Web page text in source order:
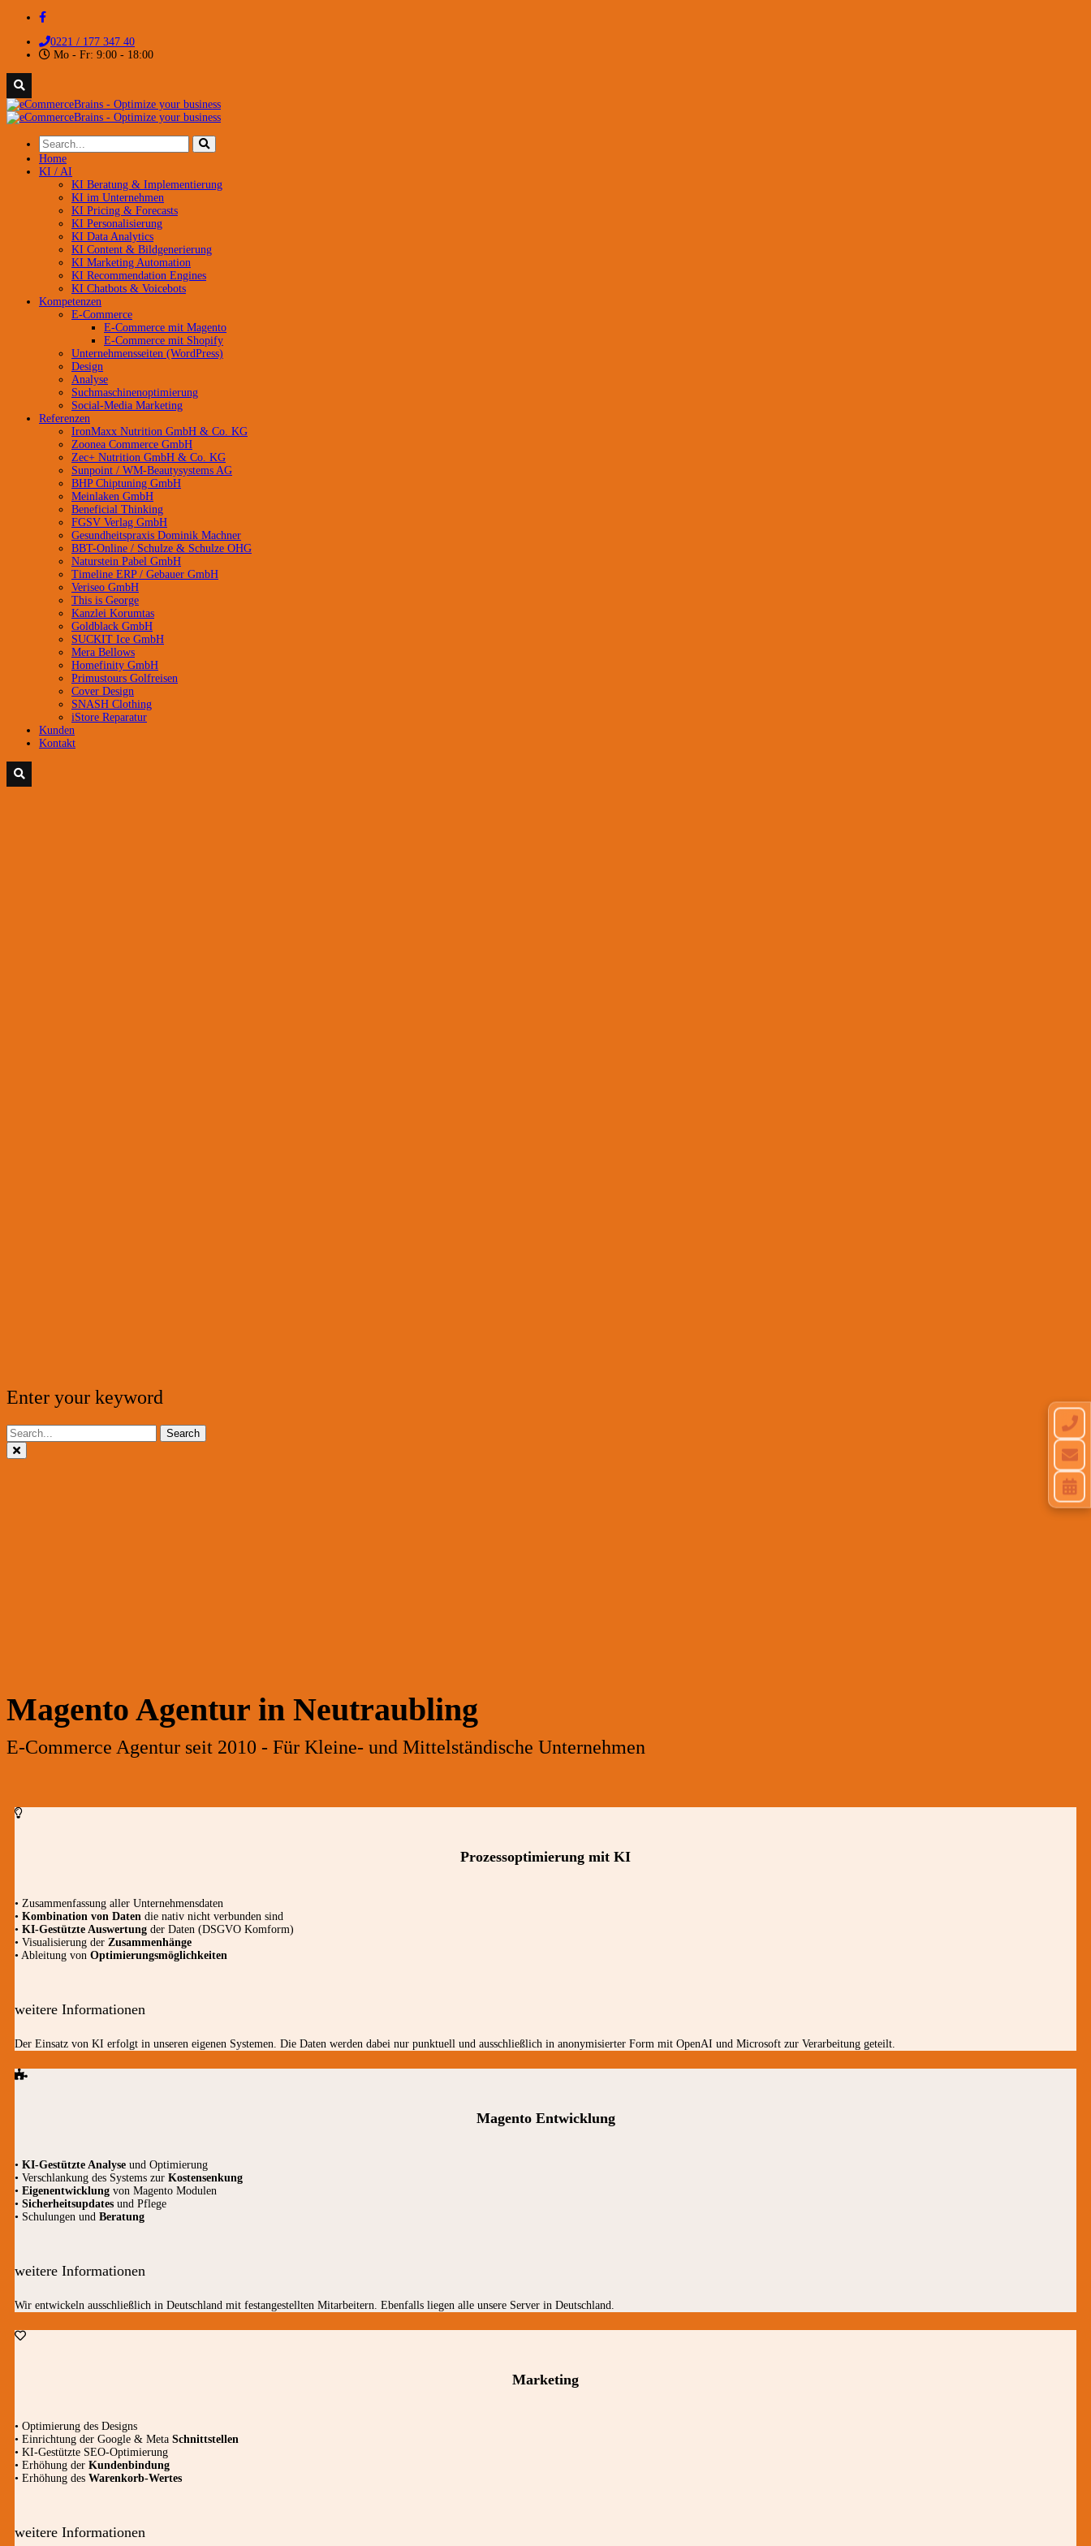
0221 / 177 347 40
Mo - Fr: 9:00 - 18:00
Home
KI / AI
KI Beratung & Implementierung
KI im Unternehmen
KI Pricing & Forecasts
KI Personalisierung
KI Data Analytics
KI Content & Bildgenerierung
KI Marketing Automation
KI Recommendation Engines
KI Chatbots & Voicebots
Kompetenzen
E-Commerce
E-Commerce mit Magento
E-Commerce mit Shopify
Unternehmensseiten (WordPress)
Design
Analyse
Suchmaschinenoptimierung
Social-Media Marketing
Referenzen
IronMaxx Nutrition GmbH & Co. KG
Zoonea Commerce GmbH
Zec+ Nutrition GmbH & Co. KG
Sunpoint / WM-Beautysystems AG
BHP Chiptuning GmbH
Meinlaken GmbH
Beneficial Thinking
FGSV Verlag GmbH
Gesundheitspraxis Dominik Machner
BBT-Online / Schulze & Schulze OHG
Naturstein Pabel GmbH
Timeline ERP / Gebauer GmbH
Veriseo GmbH
This is George
Kanzlei Korumtas
Goldblack GmbH
SUCKIT Ice GmbH
Mera Bellows
Homefinity GmbH
Primustours Golfreisen
Cover Design
SNASH Clothing
iStore Reparatur
Kunden
Kontakt
Enter your keyword
Search
Magento Agentur in Neutraubling
E-Commerce Agentur seit 2010 - Für Kleine- und Mittelständische Unternehmen
Prozessoptimierung mit KI
• Zusammenfassung aller Unternehmensdaten
• Kombination von Daten die nativ nicht verbunden sind
• KI-Gestützte Auswertung der Daten (DSGVO Komform)
• Visualisierung der Zusammenhänge
• Ableitung von Optimierungsmöglichkeiten
weitere Informationen
Der Einsatz von KI erfolgt in unseren eigenen Systemen. Die Daten werden dabei nur punktuell und ausschließlich in anonymisierter Form mit OpenAI und Microsoft zur Verarbeitung geteilt.
Magento Entwicklung
• KI-Gestützte Analyse und Optimierung
• Verschlankung des Systems zur Kostensenkung
• Eigenentwicklung von Magento Modulen
• Sicherheitsupdates und Pflege
• Schulungen und Beratung
weitere Informationen
Wir entwickeln ausschließlich in Deutschland mit festangestellten Mitarbeitern. Ebenfalls liegen alle unsere Server in Deutschland.
Marketing
• Optimierung des Designs
• Einrichtung der Google & Meta Schnittstellen
• KI-Gestützte SEO-Optimierung
• Erhöhung der Kundenbindung
• Erhöhung des Warenkorb-Wertes
weitere Informationen